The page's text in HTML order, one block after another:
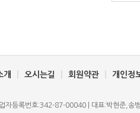
개 오시는길 회원약관 개인정
자등록번호:342-87-00040 | 대표:박현준,